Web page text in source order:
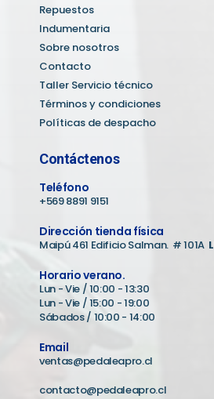
Repuestos
Indumentaria
Sobre nosotros
Contacto
Taller Servicio técnico
Términos y condiciones
Políticas de despacho
Contáctenos
Teléfono
+569 8891 9151
Dirección tienda física
Maipú 461 Edificio Salman. # 101A
Horario verano.
Lun - Vie / 10:00 - 13:30
Lun - Vie / 15:00 - 19:00
Sábados / 10:00 - 14:00
Email
ventas@pedaleapro.cl
contacto@pedaleapro.cl